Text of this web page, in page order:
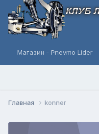
Магазин - Pnevmo Lider
Главная konner